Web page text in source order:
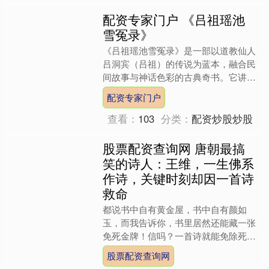
配资专家门户 《吕祖瑶池
雪冤录》
《吕祖瑶池雪冤录》是一部以道教仙人
吕洞宾（吕祖）的传说为蓝本，融合民
间故事与神话色彩的古典奇书。它讲述
了一段跨越仙凡两界的雪冤传奇，旨在
涤荡心灵，引人深思。 故....
配资专家门户
查看： 103 分类：配资炒股炒股
股票配资查询网 唐朝最搞
笑的诗人：王维，一生佛系
作诗，关键时刻却因一首诗
救命
都说书中自有黄金屋，书中自有颜如
玉，而我告诉你，书里居然还能藏一张
免死金牌！信吗？一首诗就能免除死
罪，这操作，简直是离谱中的离谱，直
接把离谱这扇门敞开到极致。咱....
股票配资查询网